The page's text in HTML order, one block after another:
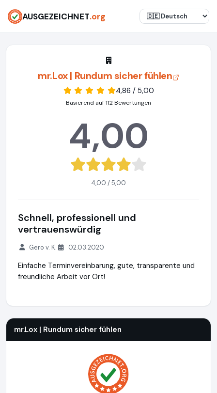
AUSGEZEICHNET.org
mr.Lox | Rundum sicher fühlen
4,86 / 5,00
Basierend auf 112 Bewertungen
4,00
4,00 / 5,00
Schnell, professionell und
vertrauenswürdig
Gero v. K. 02.03.2020
Einfache Terminvereinbarung, gute, transparente und
freundliche Arbeit vor Ort!
mr.Lox | Rundum sicher fühlen